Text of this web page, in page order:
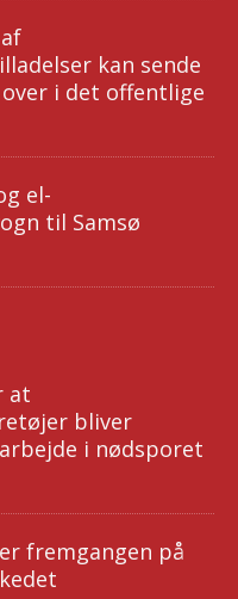
kan sende
i det offentlige
el-
til Samsø
at
bliver
i nødsporet
fremgangen på